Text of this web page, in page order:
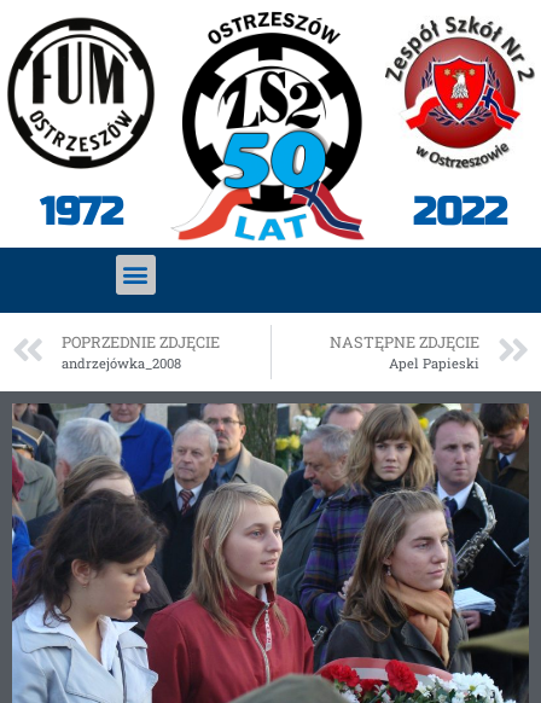
1972 2022
POPRZEDNIE ZDJĘCIE
andrzejówka_2008
NASTĘPNE ZDJĘCIE
Apel Papieski